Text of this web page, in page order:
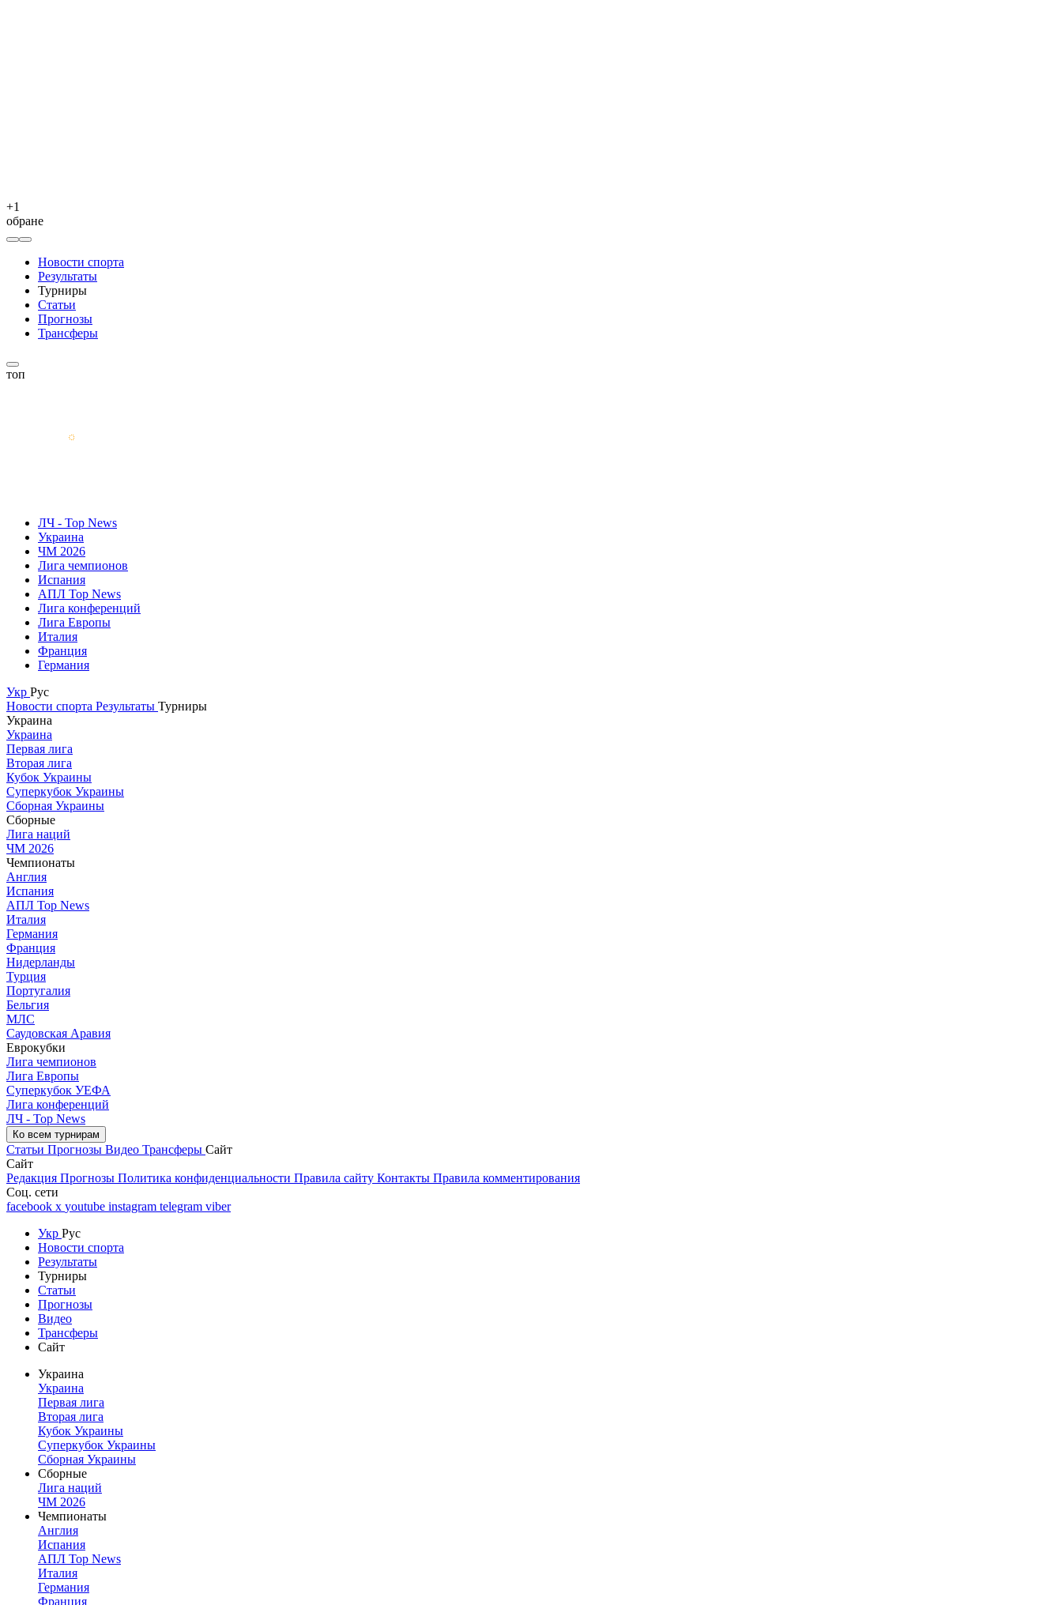
+1
обране
Новости спорта
Результаты
Турниры
Статьи
Прогнозы
Трансферы
топ
ЛЧ - Top News
Украина
ЧМ 2026
Лига чемпионов
Испания
АПЛ Top News
Лига конференций
Лига Европы
Италия
Франция
Германия
Укр Рус
Новости спорта Результаты Турниры
Украина
Украина
Первая лига
Вторая лига
Кубок Украины
Суперкубок Украины
Сборная Украины
Сборные
Лига наций
ЧМ 2026
Чемпионаты
Англия
Испания
АПЛ Top News
Италия
Германия
Франция
Нидерланды
Турция
Португалия
Бельгия
МЛС
Саудовская Аравия
Еврокубки
Лига чемпионов
Лига Европы
Суперкубок УЕФА
Лига конференций
ЛЧ - Top News
Ко всем турнирам
Статьи Прогнозы Видео Трансферы Сайт
Сайт
Редакция Прогнозы Политика конфиденциальности Правила сайту Контакты Правила комментирования
Соц. сети
facebook x youtube instagram telegram viber
Укр Рус
Новости спорта
Результаты
Турниры
Статьи
Прогнозы
Видео
Трансферы
Сайт
Украина
Украина
Первая лига
Вторая лига
Кубок Украины
Суперкубок Украины
Сборная Украины
Сборные
Лига наций
ЧМ 2026
Чемпионаты
Англия
Испания
АПЛ Top News
Италия
Германия
Франция